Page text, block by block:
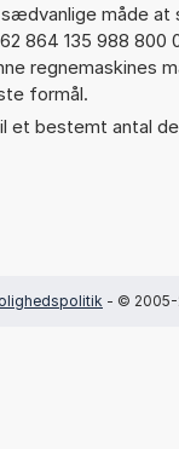
måde at
864 135 988 800
regnemaskines
formål.
et bestemt antal
- © 2005-